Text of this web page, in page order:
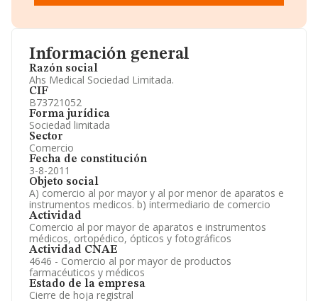
Información general
Razón social
Ahs Medical Sociedad Limitada.
CIF
B73721052
Forma jurídica
Sociedad limitada
Sector
Comercio
Fecha de constitución
3-8-2011
Objeto social
A) comercio al por mayor y al por menor de aparatos e
instrumentos medicos. b) intermediario de comercio
Actividad
Comercio al por mayor de aparatos e instrumentos
médicos, ortopédico, ópticos y fotográficos
Actividad CNAE
4646 - Comercio al por mayor de productos
farmacéuticos y médicos
Estado de la empresa
Cierre de hoja registral
Información oficial y registral complementaria.